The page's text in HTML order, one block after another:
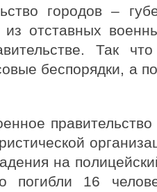
городов –
из отставных
Так
беспорядки, а
на
погибли 16